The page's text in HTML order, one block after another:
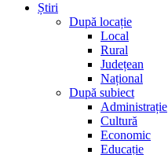
Știri
După locație
Local
Rural
Județean
Național
După subiect
Administrație
Cultură
Economic
Educație